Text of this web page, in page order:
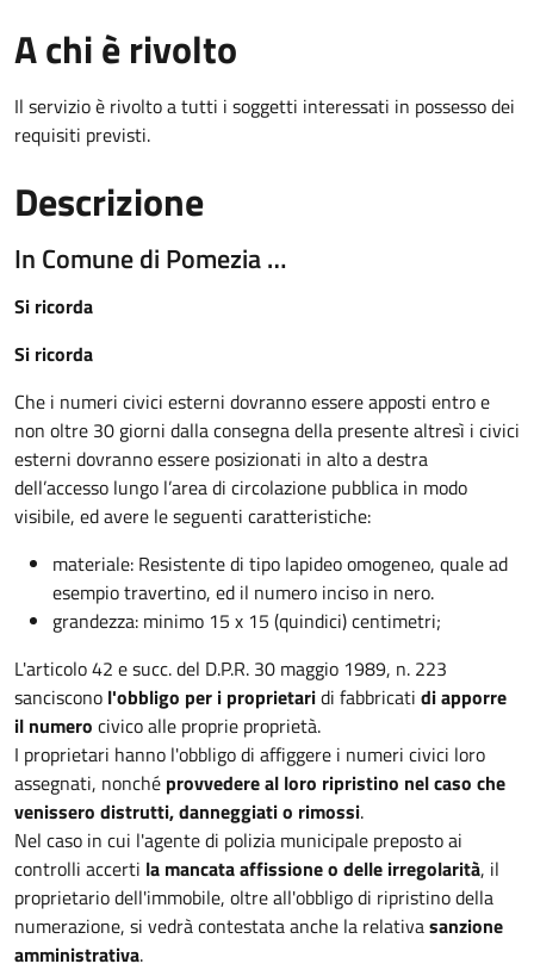
A chi è rivolto
Il servizio è rivolto a tutti i soggetti interessati in possesso dei
requisiti previsti.
Descrizione
In Comune di Pomezia …
Si ricorda
Si ricorda
Che i numeri civici esterni dovranno essere apposti entro e
non oltre 30 giorni dalla consegna della presente altresì i civici
esterni dovranno essere posizionati in alto a destra
dell’accesso lungo l’area di circolazione pubblica in modo
visibile, ed avere le seguenti caratteristiche:
materiale: Resistente di tipo lapideo omogeneo, quale ad
esempio travertino, ed il numero inciso in nero.
grandezza: minimo 15 x 15 (quindici) centimetri;
L'articolo 42 e succ. del D.P.R. 30 maggio 1989, n. 223
sanciscono l'obbligo per i proprietaridi fabbricati di apporre
il numero civico alle proprie proprietà.
I proprietari hanno l'obbligo di affiggere i numeri civici loro
assegnati, nonché provvedere al loro ripristino nel caso che
venissero distrutti, danneggiati o rimossi.
Nel caso in cui l'agente di polizia municipale preposto ai
controlli accerti la mancata affissione o delle irregolarità, il
proprietario dell'immobile, oltre all'obbligo di ripristino della
numerazione, si vedrà contestata anche la relativasanzione
amministrativa.